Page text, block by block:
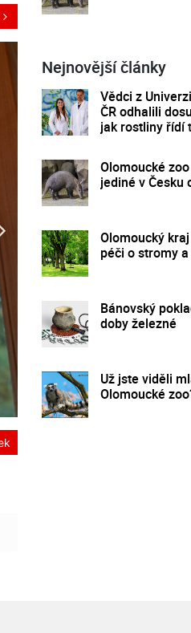
Nejnovější články
Vědci z
ČR odhalili
jak rostliny řídí
Olomoucké
jediné v Česku
Olomoucký
péči o stromy
Bánovský
doby železné
Už jste viděli
Olomoucké